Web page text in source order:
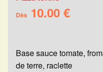
Dès 10.00 €
Base sauce tomate,
de terre, raclette